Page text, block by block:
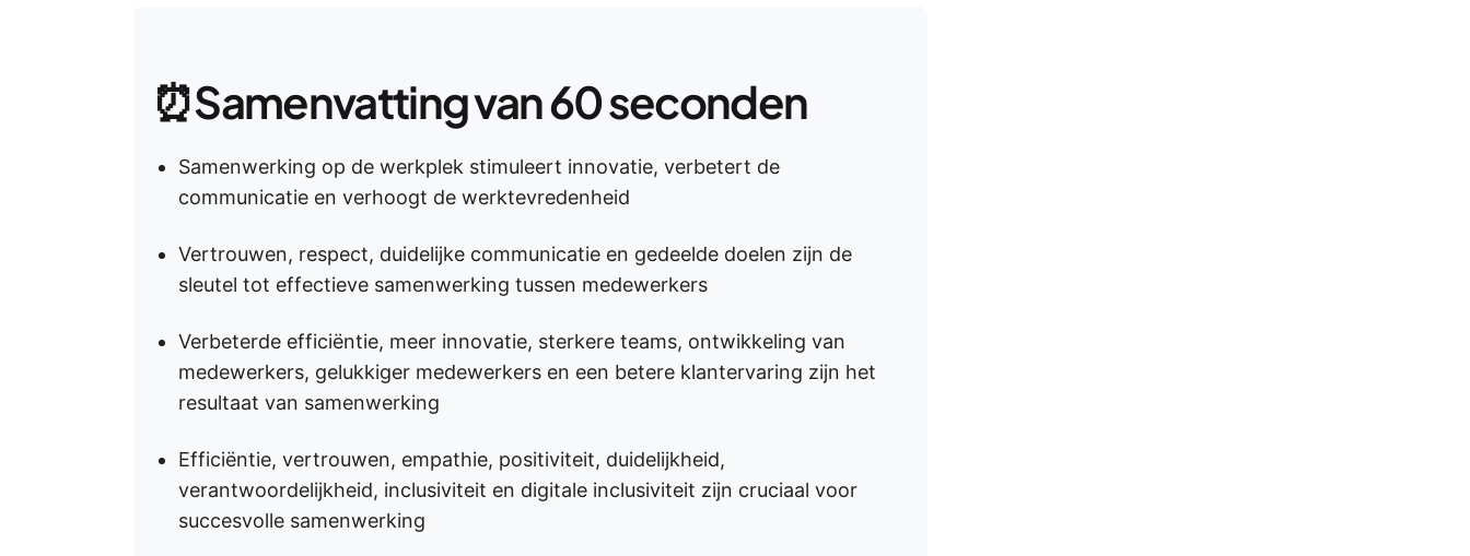
⏰Samenvatting van 60 seconden
Samenwerking op de werkplek stimuleert innovatie, verbetert de
communicatie en verhoogt de werktevredenheid
Vertrouwen, respect, duidelijke communicatie en gedeelde doelen zijn de
sleutel tot effectieve samenwerking tussen medewerkers
Verbeterde efficiëntie, meer innovatie, sterkere teams, ontwikkeling van
medewerkers, gelukkiger medewerkers en een betere klantervaring zijn het
resultaat van samenwerking
Efficiëntie, vertrouwen, empathie, positiviteit, duidelijkheid,
verantwoordelijkheid, inclusiviteit en digitale inclusiviteit zijn cruciaal voor
succesvolle samenwerking